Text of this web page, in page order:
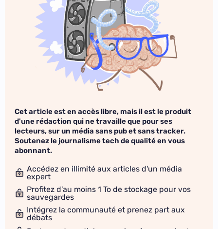
Cet article est en accès libre, mais il est le produit
d'une rédaction qui ne travaille que pour ses
lecteurs, sur un média sans pub et sans tracker.
Soutenez le journalisme tech de qualité en vous
abonnant.
Accédez en illimité aux articles d'un média
expert
Profitez d'au moins 1 To de stockage pour vos
sauvegardes
Intégrez la communauté et prenez part aux
débats